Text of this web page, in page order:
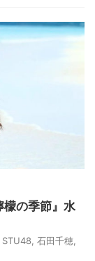
の季節』水
STU48 石田千穂